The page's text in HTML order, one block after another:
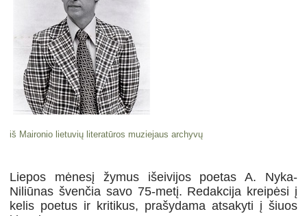
iš Maironio lietuvių literatūros muziejaus archyvų
Liepos mėnesį žymus išeivijos poetas A. Nyka-
Niliūnas švenčia savo 75-metį. Redakcija kreipėsi į
kelis poetus ir kritikus, prašydama atsakyti į šiuos